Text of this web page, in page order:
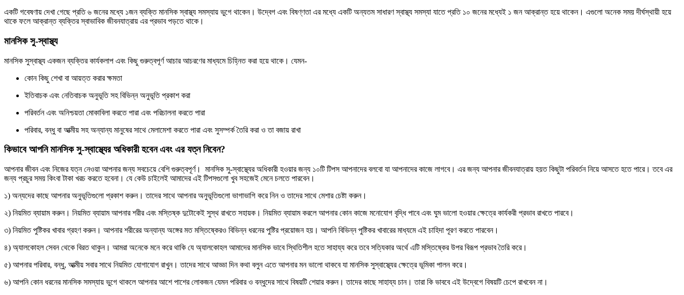
একটি গবেষণায় দেখা গেছে প্রতি ৬ জনের মধ্যে ১জন ব্যক্তি মানসিক স্বাস্থ্য সমস্যায় ভুগে থাকেন। উদ্বেগ এবং বিষণ্ণতা এর মধ্যে একটি অন্যতম সাধারণ স্বাস্থ্য সমস্যা যাতে প্রতি ১০ জনের মধ্যেই ১ জন আক্রান্ত হয়ে থাকেন। এগুলো অনেক সময় দীর্ঘস্থায়ী হয়ে
থাকে ফলে আক্রান্ত ব্যক্তির স্বাভাবিক জীবনযাত্রায় এর প্রভাব পড়তে থাকে।
মানসিক সু-স্বাস্থ্য
মানসিক সুস্বাস্থ্য একজন ব্যক্তির কার্যকলাপ এবং কিছু গুরুত্বপূর্ণ আচার আচরণের মাধ্যমে চিহ্নিত করা হয়ে থাকে। যেমন-
কোন কিছু শেখা বা আয়ত্ত করার ক্ষমতা
ইতিবাচক এবং নেতিবাচক অনুভূতি সহ বিভিন্ন অনুভূতি প্রকাশ করা
পরিবর্তন এবং অনিশ্চয়তা মোকাবিলা করতে পারা এবং পরিচালনা করতে পারা
পরিবার, বন্ধু বা আত্মীয় সহ অন্যান্য মানুষের সাথে মেলামেশা করতে পারা এবং সুসম্পর্ক তৈরি করা ও তা বজায় রাখা
কিভাবে আপনি মানসিক সু-স্বাস্থ্যের অধিকারী হবেন এবং এর যত্ন নিবেন?
আপনার জীবন এবং নিজের যত্ন নেওয়া আপনার জন্য সবচেয়ে বেশি গুরুত্বপূর্ণ। মানসিক সু-স্বাস্থ্যের অধিকারী হওয়ার জন্য ১০টি টিপস আপনাদের বলবো যা আপনাদের কাজে লাগবে। এর জন্য আপনার জীবনযাত্রায় হয়ত কিছুটা পরিবর্তন নিয়ে আসতে হতে পারে। তবে এর
জন্য প্রচুর সময় কিংবা টাকা খরচ করতে হবেনা। যে কেউ চাইলেই আমাদের এই টিপসগুলো খুব সহজেই মেনে চলতে পারবেন।
১) অন্যদের কাছে আপনার অনুভূতিগুলো প্রকাশ করুন। তাদের সাথে আপনার অনুভূতিগুলো ভাগাভাগি করে নিন ও তাদের সাথে মেশার চেষ্টা করুন।
২) নিয়মিত ব্যায়াম করুন। নিয়মিত ব্যায়াম আপনার শরীর এবং মস্তিষ্ক দুটোকেই সুস্থ রাখতে সহায়ক। নিয়মিত ব্যায়াম করলে আপনার কোন কাজে মনোযোগ বৃদ্ধি পাবে এবং ঘুম ভালো হওয়ার ক্ষেত্রে কার্যকরী প্রভাব রাখতে পারবে।
৩) নিয়মিত পুষ্টিকর খাবার গ্রহণ করুন। আপনার শরীরের অন্যান্য অঙ্গের মত মস্তিষ্কেরও বিভিন্ন ধরনের পুষ্টির প্রয়োজন হয়। আপনি বিভিন্ন পুষ্টিকর খাবারের মাধ্যমে এই চাহিদা পূরণ করতে পারবেন।
৪) অ্যালকোহল সেবন থেকে বিরত থাকুন। আমরা অনেকে মনে করে থাকি যে অ্যালকোহল আমাদের মানসিক ভাবে স্থিতিশীল হতে সাহায্য করে তবে সত্যিকার অর্থে এটি মস্তিষ্কের উপর বিরূপ প্রভাব তৈরি করে।
৫) আপনার পরিবার, বন্ধু, আত্মীয় সবার সাথে নিয়মিত যোগাযোগ রাখুন। তাদের সাথে আড্ডা দিন কথা বলুন এতে আপনার মন ভালো থাকবে যা মানসিক সুস্বাস্থ্যের ক্ষেত্রে ভূমিকা পালন করে।
৬) আপনি কোন ধরনের মানসিক সমস্যায় ভুগে থাকলে আপনার আশে পাশের লোকজন যেমন পরিবার ও বন্ধুদের সাথে বিষয়টি শেয়ার করুন। তাদের কাছে সাহায্য চান। তারা কি ভাববে এই উদ্বেগে বিষয়টি চেপে রাখবেন না।